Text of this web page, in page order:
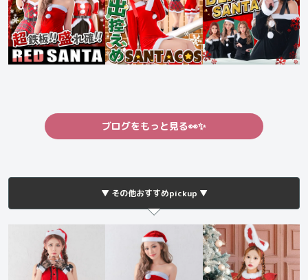
ブログをもっと見る👀✨
▼ その他おすすめpickup ▼